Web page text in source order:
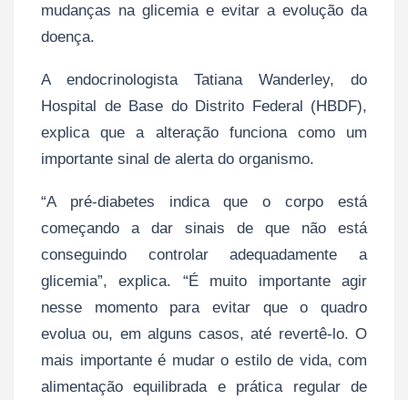
mudanças na glicemia e evitar a evolução da
doença.
A endocrinologista Tatiana Wanderley, do
Hospital de Base do Distrito Federal (HBDF),
explica que a alteração funciona como um
importante sinal de alerta do organismo.
“A pré-diabetes indica que o corpo está
começando a dar sinais de que não está
conseguindo controlar adequadamente a
glicemia”, explica. “É muito importante agir
nesse momento para evitar que o quadro
evolua ou, em alguns casos, até revertê-lo. O
mais importante é mudar o estilo de vida, com
alimentação equilibrada e prática regular de